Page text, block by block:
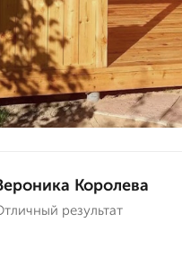
Королева
результат